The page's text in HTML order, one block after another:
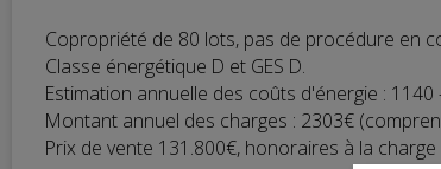
Copropriété de 80 lots, pas de procédure en
Classe énergétique D et GES D.
Estimation annuelle des coûts d'énergie :
Montant annuel des charges : 2303€
Prix de vente 131.800€, honoraires à la